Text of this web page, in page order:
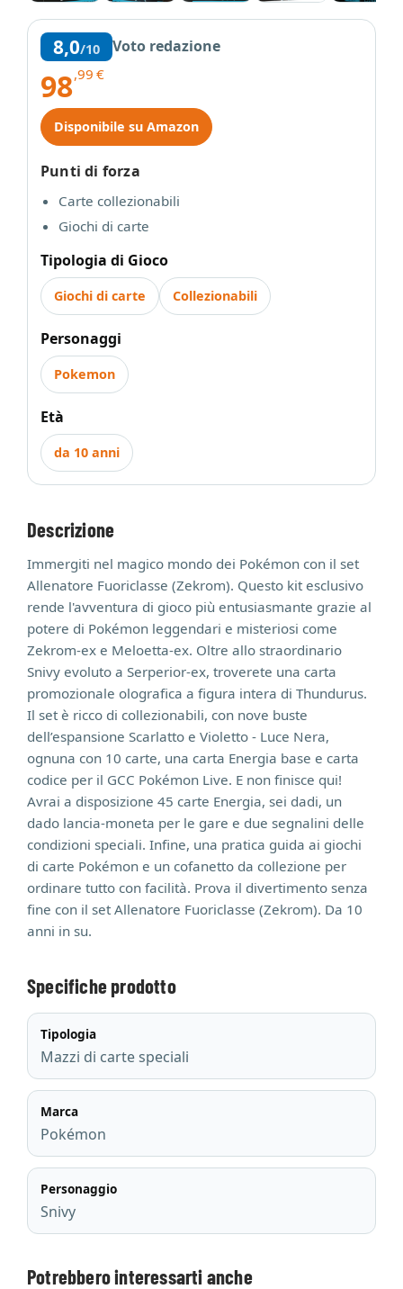
8,0/10 Voto redazione
98,99 €
Disponibile su Amazon
Punti di forza
Carte collezionabili
Giochi di carte
Tipologia di Gioco
Giochi di carte Collezionabili
Personaggi
Pokemon
Età
da 10 anni
Descrizione
Immergiti nel magico mondo dei Pokémon con il set
Allenatore Fuoriclasse (Zekrom). Questo kit esclusivo
rende l'avventura di gioco più entusiasmante grazie al
potere di Pokémon leggendari e misteriosi come
Zekrom-ex e Meloetta-ex. Oltre allo straordinario
Snivy evoluto a Serperior-ex, troverete una carta
promozionale olografica a figura intera di Thundurus.
Il set è ricco di collezionabili, con nove buste
dell’espansione Scarlatto e Violetto - Luce Nera,
ognuna con 10 carte, una carta Energia base e carta
codice per il GCC Pokémon Live. E non finisce qui!
Avrai a disposizione 45 carte Energia, sei dadi, un
dado lancia-moneta per le gare e due segnalini delle
condizioni speciali. Infine, una pratica guida ai giochi
di carte Pokémon e un cofanetto da collezione per
ordinare tutto con facilità. Prova il divertimento senza
fine con il set Allenatore Fuoriclasse (Zekrom). Da 10
anni in su.
Specifiche prodotto
Tipologia
Mazzi di carte speciali
Marca
Pokémon
Personaggio
Snivy
Potrebbero interessarti anche